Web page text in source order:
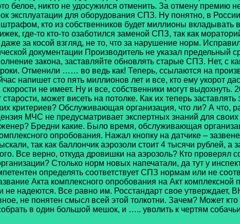
белое, никто не удосужился отменить. За отмену премию
эксплуатации для оборудования СПЗ. Ну понятно, в
кто из собственников будет миллионы
где-то кто-то озаботился заменой СПЗ, так как
за косой взгляд, не то, что за нарушение норм.
документации Производитель не указал предельный
закона, заставляйте обновлять старые СПЗ. Нет, с
Отменили …… во ведь как! Теперь, ссылаются на
напишет сто пять миллионов лет и все, кто ему укорот
не имеет. Ну и все, собственники могут выдохнуть.
может висеть на потолке. Как их теперь
критериев? Обслуживающая организация, что ли? А
МЧС не предусматривает экспертных знаний для
Бредни какие. Было время, обслуживающая
опробования. Нажал кнопку на датчике –
так как баллончик аэрозоли стоит 4 тысячи рублей, а
Все верно, откуда дровишки на аэрозоль? Кто
Столько норм новых напечатали, да тут у
определять соответствует СПЗ нормам или не
Акта комплексного опробования на Акт комплексной
надеются. Все равно им. Росстандарт свое
не понятен смысл всей этой толкотни. Зачем? Может
в один большой мешок, и ….. уволить к чертям